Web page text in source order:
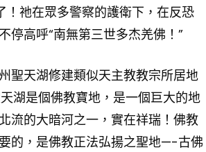
！祂在眾多警察的護衛下，在反恐
停高呼“南無第三世多杰羌佛！”
聖天湖修建類似天主教教宗所居地
湖是個佛教寶地，是一個巨大的地
流的大暗河之一，實在祥瑞！佛教
的，是佛教正法弘揚之聖地—-古佛